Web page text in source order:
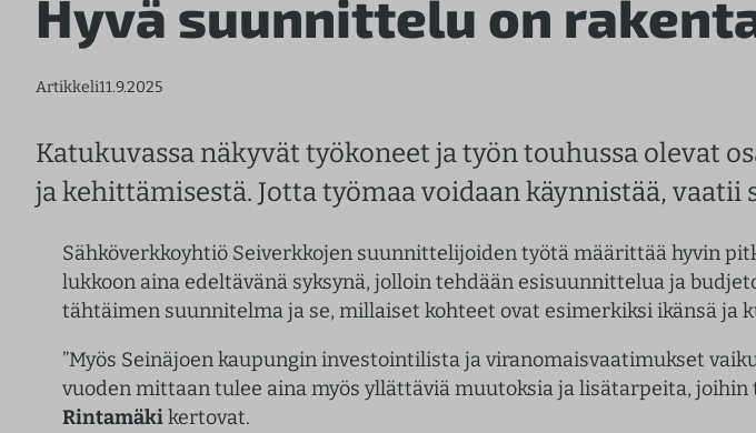
Hyvä suunnittelu on
Artikkeli11.9.2025
Katukuvassa näkyvät työkoneet ja työn touhussa olevat
ja kehittämisestä. Jotta työmaa voidaan käynnistää,
Sähköverkkoyhtiö Seiverkkojen suunnittelijoiden työtä määrittää hyvin
lukkoon aina edeltävänä syksynä, jolloin tehdään esisuunnittelua ja
tähtäimen suunnitelma ja se, millaiset kohteet ovat esimerkiksi ikänsä
”Myös Seinäjoen kaupungin investointilista ja viranomaisvaatimukset
vuoden mittaan tulee aina myös yllättäviä muutoksia ja lisätarpeita, joihin
Rintamäkikertovat.